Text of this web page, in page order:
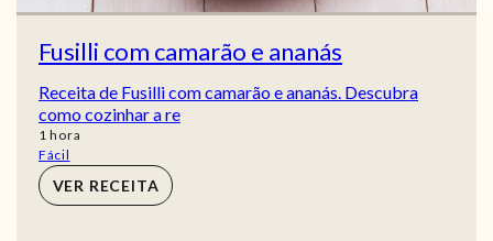
Fusilli com camarão e ananás
Receita de Fusilli com camarão e ananás. Descubra
como cozinhar a re
1 hora
hora
Fácil
VER RECEITA